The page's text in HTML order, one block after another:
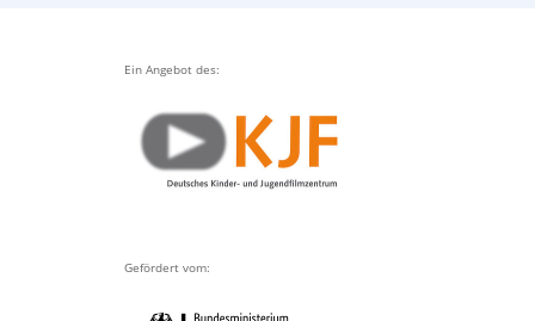
Ein Angebot des:
Gefördert vom: